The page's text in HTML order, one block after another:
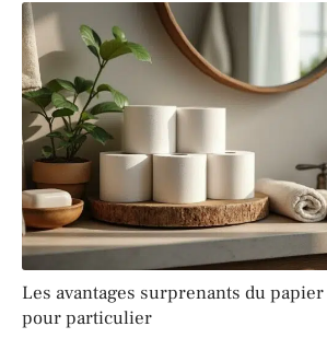
Les avantages surprenants du
pour particulier